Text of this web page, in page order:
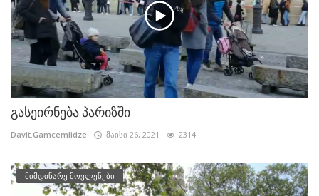
გასეირნება პარიზში
Davit.Gamcemlidze მაისი 26, 2021 2314
მიმდინარე მოვლენები